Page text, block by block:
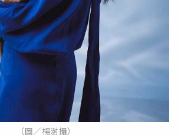
（圖／楊澍攝）